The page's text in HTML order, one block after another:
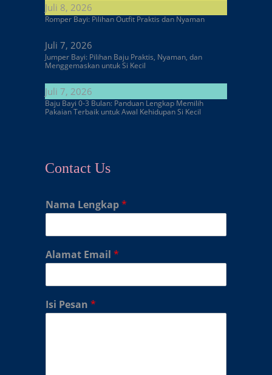
Juli 8, 2026
Romper Bayi: Pilihan Outfit Praktis dan Nyaman
Juli 7, 2026
Jumper Bayi: Pilihan Baju Praktis, Nyaman, dan
Menggemaskan untuk Si Kecil
Juli 7, 2026
Baju Bayi 0-3 Bulan: Panduan Lengkap Memilih
Pakaian Terbaik untuk Awal Kehidupan Si Kecil
Contact Us
Nama Lengkap*
Alamat Email *
Isi Pesan *